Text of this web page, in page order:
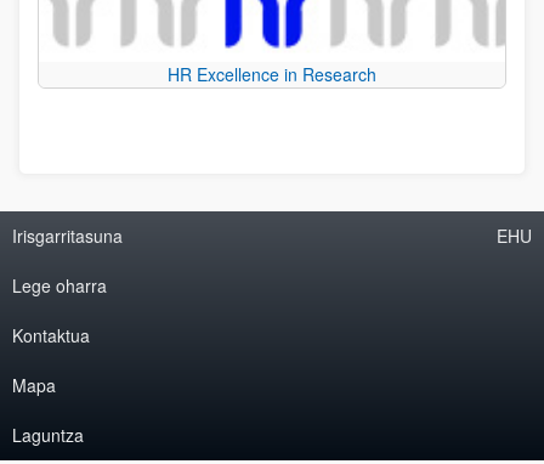
HR Excellence in Research
Irisgarritasuna
Lege oharra
Kontaktua
Mapa
Laguntza
EHU